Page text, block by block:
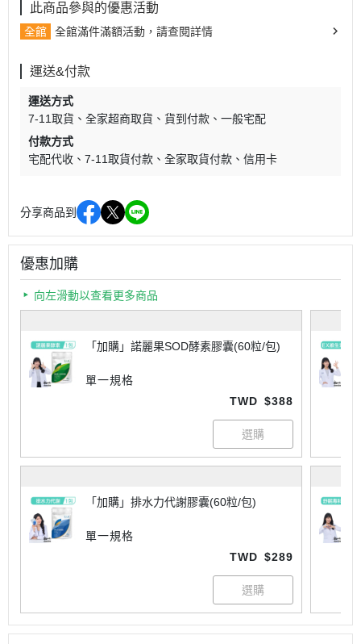
此商品參與的優惠活動
全館 全館滿件滿額活動，請查閱詳情
運送&付款
運送方式
7-11取貨
全家超商取貨 貨到付款
一般宅配
付款方式
宅配代收
7-11取貨付款 全家取貨付款 信用卡
分享商品到
優惠加購
向左滑動以查看更多商品
「加購」諾麗果SOD酵素膠囊(60粒/包)
單一規格
TWD $388
「加購」排水力代謝膠囊(60粒/包)
單一規格
TWD $289